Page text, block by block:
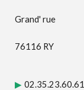
Grand' rue
76116 RY
▶ 02.35.23.60.61